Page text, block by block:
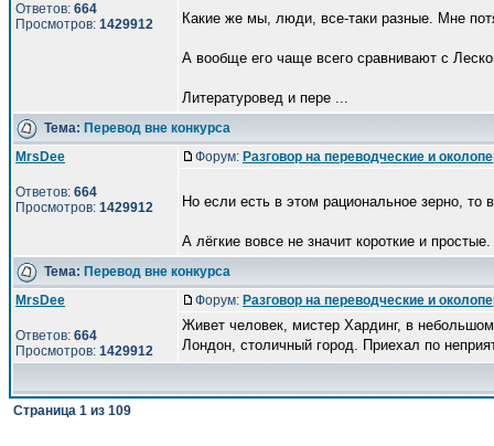
Ответов: 664
Просмотров: 1429912 Какие же мы, люди, все-таки разные. Мне
А вообще его чаще всего сравнивают с
Литературовед и пере ...
Тема: Перевод вне конкурса
MrsDee
Ответов: 664
Просмотров: 1429912
Форум: Разговор на переводческие и
Но если есть в этом рациональное зерно, то
А лёгкие вовсе не значит короткие и
Тема: Перевод вне конкурса
MrsDee
Ответов: 664
Просмотров: 1429912
Форум: Разговор на переводческие и
Живет человек, мистер Хардинг, в
Лондон, столичный город. Приехал по
Страница 1 из 109